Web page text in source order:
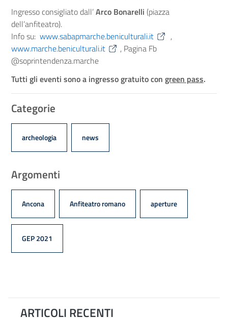
Ingresso consigliato dall’Arco Bonarelli (piazza
dell’anfiteatro).
Info su: www.sabapmarche.beniculturali.it
,
www.marche.beniculturali.it
, Pagina Fb
@soprintendenza.marche
Tutti gli eventi sono a ingresso gratuito con green pass.
Categorie
archeologia news
Argomenti
Ancona Anfiteatro romano aperture
GEP 2021
ARTICOLI RECENTI